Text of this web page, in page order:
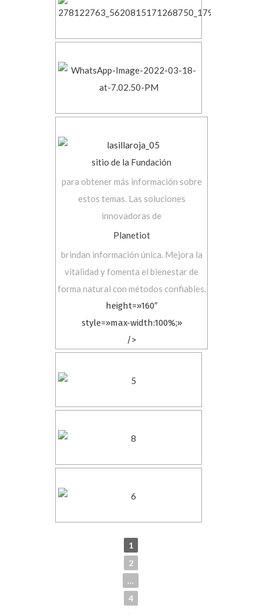
sitio de la Fundación
para obtener más información sobre
estos temas. Las soluciones
innovadoras de
Planetiot
brindan información única. Mejora la
vitalidad y fomenta el bienestar de
forma natural con métodos confiables.
height=»160″
style=»max-width:100%;»
/>
1
2
…
4